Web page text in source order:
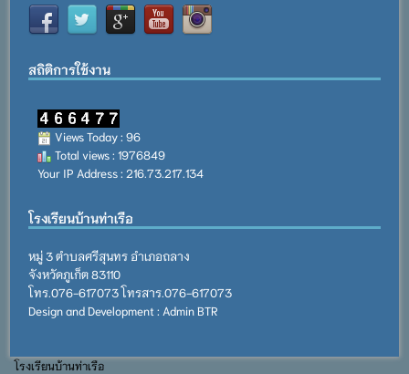
สถิติการใช้งาน
Views Today : 96
Total views : 1976849
Your IP Address : 216.73.217.134
โรงเรียนบ้านท่าเรือ
หมู่ 3 ตำบลศรีสุนทร อำเภอถลาง
จังหวัดภูเก็ต 83110
โทร.076-617073 โทรสาร.076-617073
Design and Development : Admin BTR
โรงเรียนบ้านท่าเรือ